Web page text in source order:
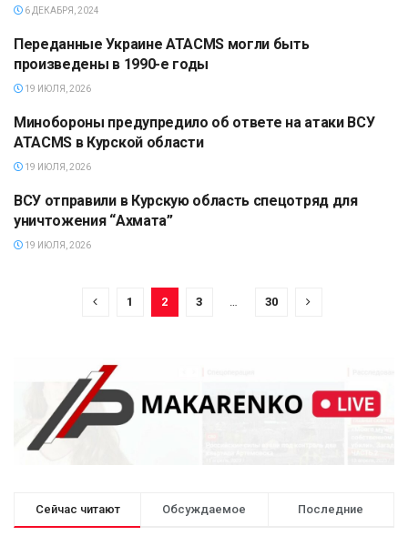
6 ДЕКАБРЯ, 2024
ПОЛИТИКА
Переданные Украине ATACMS могли быть
произведены в 1990-е годы
19 ИЮЛЯ, 2026
ПОЛИТИКА
Минобороны предупредило об ответе на атаки ВСУ
ATACMS в Курской области
19 ИЮЛЯ, 2026
ПОЛИТИКА
ВСУ отправили в Курскую область спецотряд для
уничтожения “Ахмата”
19 ИЮЛЯ, 2026
1 2 3 … 30
Сейчас читают Обсуждаемое Последние